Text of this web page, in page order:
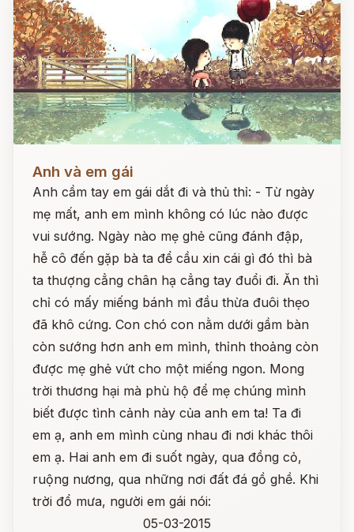
Anh và em gái
Anh cầm tay em gái dắt đi và thủ thỉ: - Từ ngày
mẹ mất, anh em mình không có lúc nào được
vui sướng. Ngày nào mẹ ghẻ cũng đánh đập,
hễ cô đến gặp bà ta để cầu xin cái gì đó thì bà
ta thượng cẳng chân hạ cẳng tay đuổi đi. Ăn thì
chỉ có mấy miếng bánh mì đầu thừa đuôi thẹo
đã khô cứng. Con chó con nằm dưới gầm bàn
còn sướng hơn anh em mình, thỉnh thoảng còn
được mẹ ghẻ vứt cho một miếng ngon. Mong
trời thương hại mà phù hộ để mẹ chúng mình
biết được tình cảnh này của anh em ta! Ta đi
em ạ, anh em mình cùng nhau đi nơi khác thôi
em ạ. Hai anh em đi suốt ngày, qua đồng cỏ,
ruộng nương, qua những nơi đất đá gồ ghề. Khi
trời đổ mưa, người em gái nói:
05-03-2015